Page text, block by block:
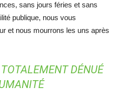
sans jours féries et sans
publique, nous vous
et nous mourrons les uns après
DÉNUÉ